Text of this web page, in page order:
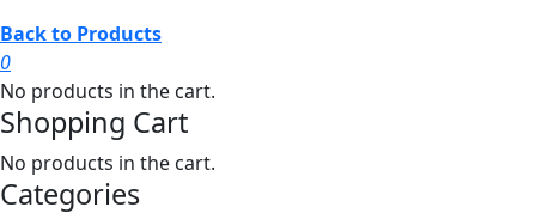
Back to Products
0
No products in the cart.
Shopping Cart
No products in the cart.
Categories